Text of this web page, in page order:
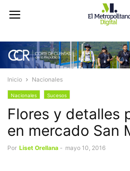
Inicio Nacionales
Nacionales Sucesos
Flores y detalles
en mercado San
Por Liset Orellana - mayo 10, 2016